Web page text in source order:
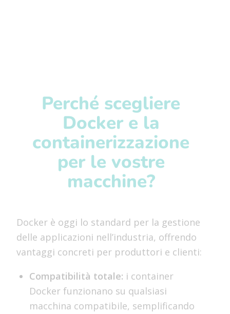
Perché scegliere
Docker e la
containerizzazione
per le vostre
macchine?
Docker è oggi lo standard per la gestione
delle applicazioni nell’industria, offrendo
vantaggi concreti per produttori e clienti:
Compatibilità totale: i container
Docker funzionano su qualsiasi
macchina compatibile, semplificando